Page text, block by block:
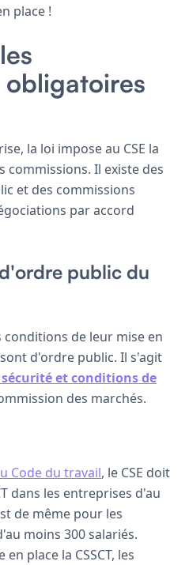
place !
obligatoires
la loi impose au CSE la
commissions. Il existe des
et des commissions
par accord
public du
conditions de leur mise en
d'ordre public. Il s'agit
et conditions de
des marchés.
Code du travail, le CSE doit
dans les entreprises d'au
de même pour les
moins 300 salariés.
place la CSSCT, les